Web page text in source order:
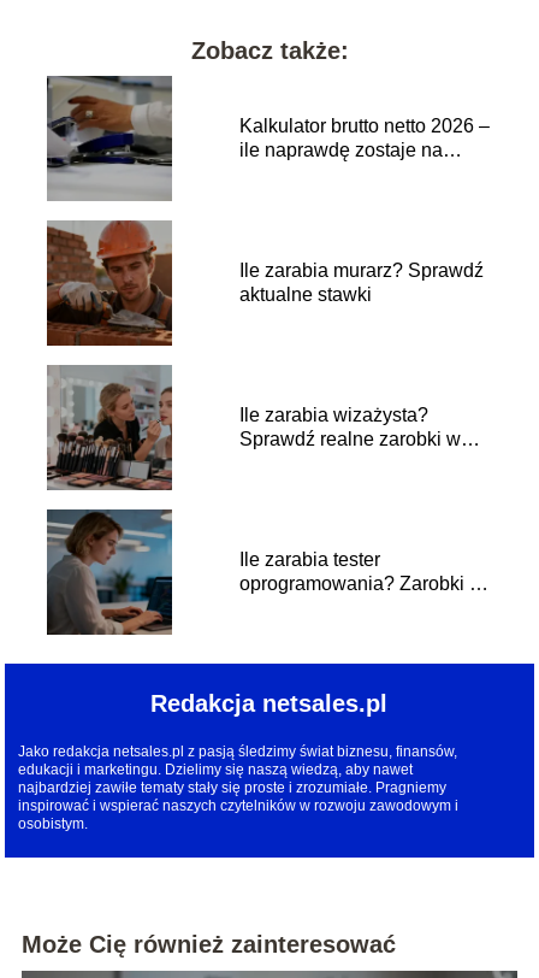
Zobacz także:
Kalkulator brutto netto 2026 –
ile naprawdę zostaje na
Ile zarabia murarz? Sprawdź
aktualne stawki
Ile zarabia wizażysta?
Sprawdź realne zarobki w
Ile zarabia tester
oprogramowania? Zarobki w
Redakcja netsales.pl
Jako redakcja netsales.pl z pasją śledzimy świat biznesu, finansów,
edukacji i marketingu. Dzielimy się naszą wiedzą, aby nawet
najbardziej zawiłe tematy stały się proste i zrozumiałe. Pragniemy
inspirować i wspierać naszych czytelników w rozwoju zawodowym i
osobistym.
Może Cię również zainteresować